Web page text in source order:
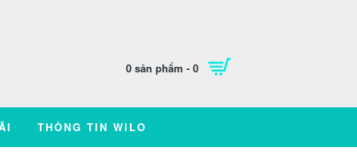
0 sản phẩm - 0
THÔNG TIN WILO